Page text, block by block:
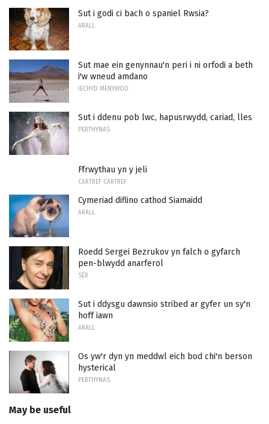
Sut i godi ci bach o spaniel Rwsia?
ARALL
Sut mae ein genynnau'n peri i ni orfodi a beth
i'w wneud amdano
IECHYD MENYWOD
Sut i ddenu pob lwc, hapusrwydd, cariad, lles
PERTHYNAS
Ffrwythau yn y jeli
CARTREF CARTREF
Cymeriad diflino cathod Siamaidd
ARALL
Roedd Sergei Bezrukov yn falch o gyfarch
pen-blwydd anarferol
SÊR
Sut i ddysgu dawnsio stribed ar gyfer un sy'n
hoff iawn
ARALL
Os yw'r dyn yn meddwl eich bod chi'n berson
hysterical
PERTHYNAS
May be useful